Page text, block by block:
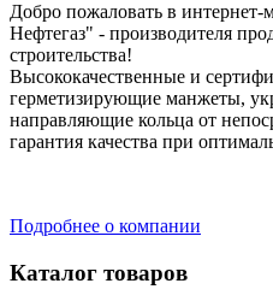
Добро пожаловать в
Нефтегаз" - производителя
строительства!
Высококачественные и
герметизирующие манжеты,
направляющие кольца от
гарантия качества при
Подробнее о компании
Каталог товаров